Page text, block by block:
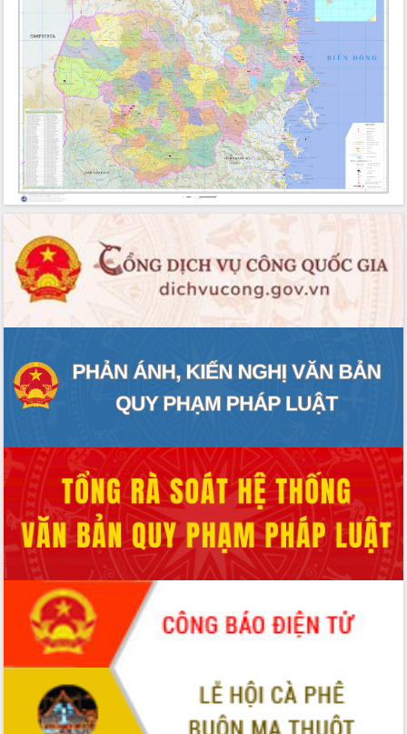
Tháo gỡ những vướng mắc, đẩy mạnh công tác
cải cách thủ tục hành chính tại Trung tâm Phục vụ
hành chính công tỉnh
Đắk Lắk: Tôn vinh 46 giải pháp tại Hội thi Sáng tạo
Kỹ thuật 2024 - 2025
Đắk Lắk rà soát, điều chỉnh Đề án 190 về phát
triển nuôi trồng thủy sản
Phó Chủ tịch UBND tỉnh Đắk Lắk Trương Công Thái
kiểm tra thực địa Dự án cao tốc Khánh Hòa - Buôn
Ma Thuột
Định vị cà phê Việt Nam như một “di sản sống”
trong dòng chảy toàn cầu
Xây dựng nông thôn mới: Nâng cao đời sống người
dân từ những mô hình thiết thực
Quyết liệt tháo gỡ vướng mắc, đẩy nhanh tiến độ
các dự án trọng điểm trong Khu kinh tế Nam Phú
Hòn Yến phát triển du lịch gắn với bảo tồn biển
Lấy ý kiến điều chỉnh Quy hoạch tỉnh Đắk Lắk thời
kỳ 2021-2030, tầm nhìn đến năm 2050
Đắk Lắk nỗ lực thúc đẩy tăng trưởng kinh tế từ
10% trở lên trong Quý II/2026
Đắk Lắk ký kết thỏa thuận hợp tác về chuyển đổi
số giai đoạn 2026 – 2030 với Tập đoàn Bưu chính
Viễn thông Việt Nam
Thứ trưởng Bộ Y tế làm việc với tỉnh Đắk Lắk về
phát triển nhân lực y tế cho trạm y tế cấp xã
Du lịch Đắk Lắk nâng tầm trải nghiệm du khách
thông qua Hệ thống cơ sở dữ liệu và Bản đồ số
Tập huấn ứng dụng trí tuệ nhân tạo (AI) trong
thương mại điện tử năm 2026
Đoàn đại biểu Quốc hội tỉnh Đắk Lắk trao đổi
thông tin trước Kỳ họp thứ nhất, Quốc hội khóa